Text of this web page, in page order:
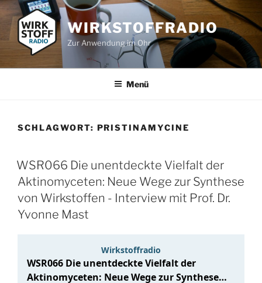
Zum
Inhalt
springen
WIRKSTOFFRADIO
Zur Anwendung im Ohr
Menü
SCHLAGWORT: PRISTINAMYCINE
WSR066 Die unentdeckte Vielfalt der
Aktinomyceten: Neue Wege zur Synthese
von Wirkstoffen - Interview mit Prof. Dr.
Yvonne Mast